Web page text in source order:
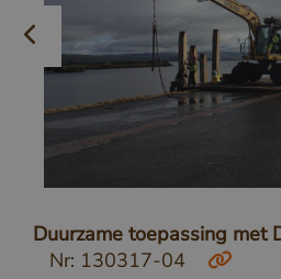
Duurzame toepassing met
Nr: 130317-04